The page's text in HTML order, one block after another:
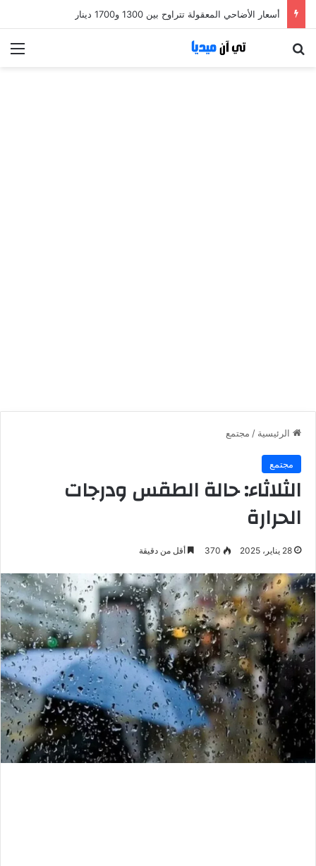
أسعار الأضاحي المعقولة تتراوح بين 1300 و1700 دينار
الرئيسية / مجتمع
مجتمع
الثلاثاء: حالة الطقس ودرجات
الحرارة
28 يناير، 2025 370 أقل من دقيقة